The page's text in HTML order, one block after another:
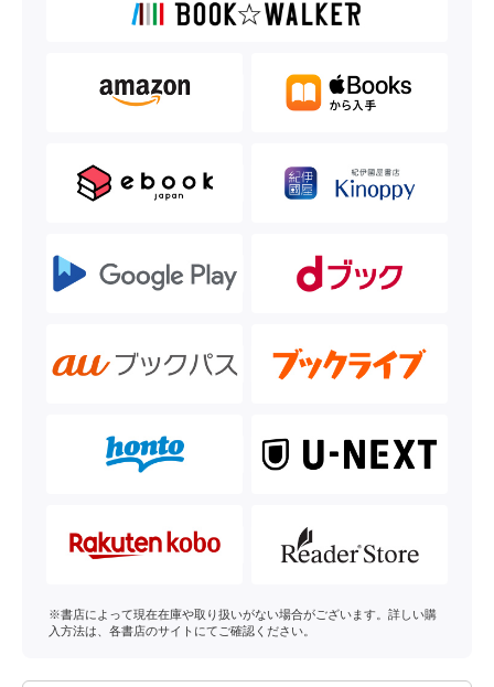
※書店によって現在在庫や取り扱いがない場合がございます。詳しい購
入方法は、各書店のサイトにてご確認ください。